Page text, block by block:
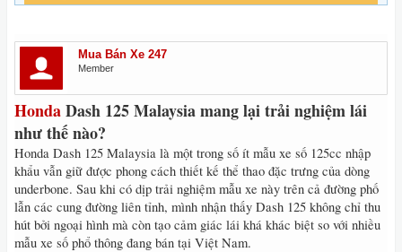
Mua Bán Xe 247
Member
HondaDash 125 Malaysia mang lại trải nghiệm lái
như thế nào?
Honda Dash 125 Malaysia là một trong số ít mẫu xe số 125cc nhập
khẩu vẫn giữ được phong cách thiết kế thể thao đặc trưng của dòng
underbone. Sau khi có dịp trải nghiệm mẫu xe này trên cả đường phố
lẫn các cung đường liên tỉnh, mình nhận thấy Dash 125 không chỉ thu
hút bởi ngoại hình mà còn tạo cảm giác lái khá khác biệt so với nhiều
mẫu xe số phổ thông đang bán tại Việt Nam.